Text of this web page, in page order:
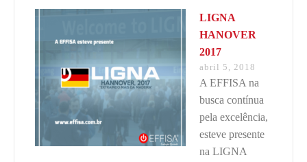
LIGNA
HANOVER
2017
abril 5, 2018
A EFFISA na
busca contínua
pela excelência,
esteve presente
na LIGNA